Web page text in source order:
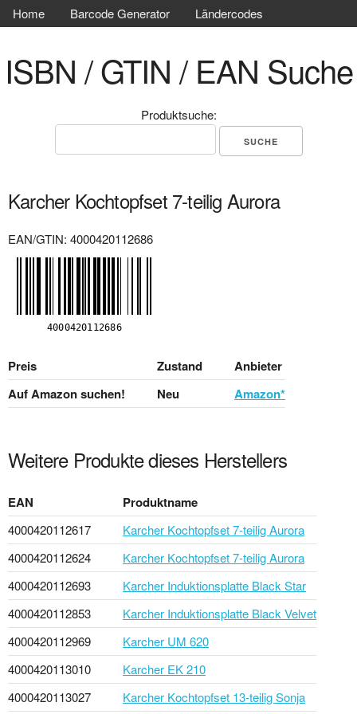
Home Barcode Generator Ländercodes
ISBN / GTIN / EAN Suche
Produktsuche:
Karcher Kochtopfset 7-teilig Aurora
EAN/GTIN: 4000420112686
Preis Zustand
Anbieter
Auf Amazon suchen!
Neu Amazon*
Weitere Produkte dieses Herstellers
EAN Produktname
4000420112617
Karcher Kochtopfset 7-teilig Aurora
4000420112624
Karcher Kochtopfset 7-teilig Aurora
4000420112693
Karcher Induktionsplatte Black Star
4000420112853
Karcher Induktionsplatte Black Velvet
4000420112969
Karcher UM 620
4000420113010
Karcher EK 210
4000420113027
Karcher Kochtopfset 13-teilig Sonja